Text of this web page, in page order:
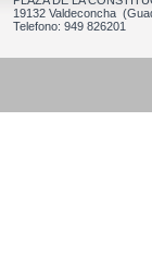
19132 Valdeconcha
Telefono: 949 826201